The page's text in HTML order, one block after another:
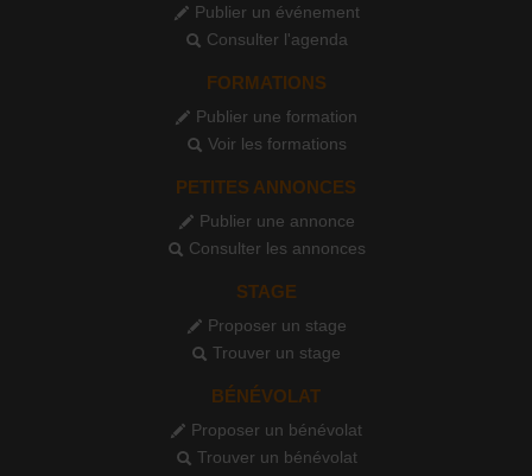
Publier un événement
Consulter l'agenda
FORMATIONS
Publier une formation
Voir les formations
PETITES ANNONCES
Publier une annonce
Consulter les annonces
STAGE
Proposer un stage
Trouver un stage
BÉNÉVOLAT
Proposer un bénévolat
Trouver un bénévolat